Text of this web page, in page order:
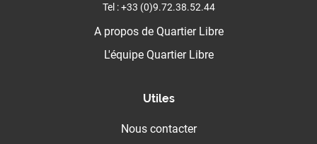
Tel : +33 (0)9.72.38.52.44
A propos de Quartier Libre
L'équipe Quartier Libre
Utiles
Nous contacter